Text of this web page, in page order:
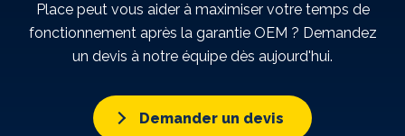
Place peut vous aider à maximiser votre temps de
fonctionnement après la garantie OEM ? Demandez
un devis à notre équipe dès aujourd'hui.
Demander un devis